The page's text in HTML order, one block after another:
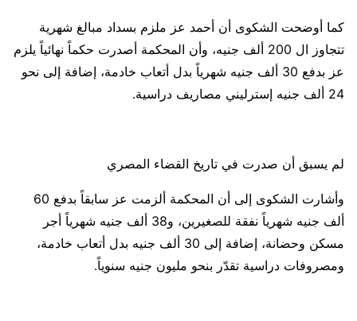
كما أوضحت الشكوى أن أحمد عز ملزم بسداد مبالغ شهرية
تتجاوز ال 200 ألف جنيه، وأن المحكمة أصدرت حكماً نهائياً يلزم
عز بدفع 30 ألف جنيه شهرياً بدل أتعاب خادمة، إضافة إلى نحو
24 ألف جنيه إسترليني مصاريف دراسية.
لم يسبق أن صدرت في تاريخ القضاء المصري
وأشارت الشكوى إلى أن المحكمة ألزمت عز سابقاً بدفع 60
ألف جنيه شهرياً نفقة للصغيرين، و38 ألف جنيه شهرياً أجر
مسكن وحضانة، إضافة إلى 30 ألف جنيه بدل أتعاب خادمة،
ومصروفات دراسية تقدّر بنحو مليون جنيه سنوياً.